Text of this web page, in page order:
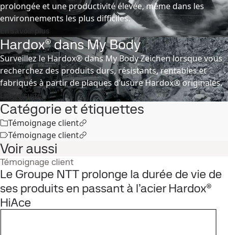
prolongée et une productivité élevée, même dans les
environnements les plus difficiles.
En savoir plus
Hardox® dans My Body
Surveillez le Hardox® dans My Body Zeichen lorsque vous
recherchez des produits durs, résistants, rentables et
fabriqués à partir de plaques d’usure Hardox® originales.
Lire la suite
Catégorie et étiquettes
Témoignage client
Témoignage client
Voir aussi
Témoignage client
Le Groupe NTT prolonge la durée de vie de
ses produits en passant à l’acier Hardox®
HiAce